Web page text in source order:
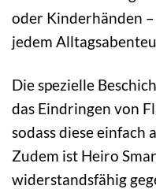
oder Kinderhänden
jedem
Die spezielle
das Eindringen von
sodass diese einfach
Zudem ist Heiro
widerstandsfähig